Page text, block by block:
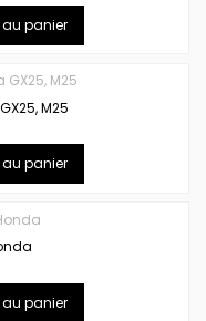
au panier
M25
au panier
au panier